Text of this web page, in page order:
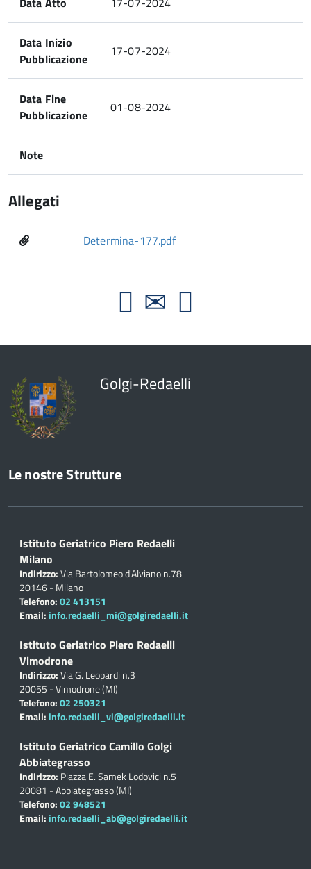
Data Inizio
Pubblicazione
17-07-2024
Data Fine
Pubblicazione
01-08-2024
Note
Allegati
Determina-177.pdf
Golgi-Redaelli
Le nostre Strutture
Istituto Geriatrico Piero Redaelli
Milano
Indirizzo:Via Bartolomeo d'Alviano n.78
20146 - Milano
Telefono:02 413151
Email: info.redaelli_mi@golgiredaelli.it
Istituto Geriatrico Piero Redaelli
Vimodrone
Indirizzo:Via G. Leopardi n.3
20055 - Vimodrone (MI)
Telefono:02 250321
Email: info.redaelli_vi@golgiredaelli.it
Istituto Geriatrico Camillo Golgi
Abbiategrasso
Indirizzo: Piazza E. Samek Lodovici n.5
20081 - Abbiategrasso (MI)
Telefono:02 948521
Email: info.redaelli_ab@golgiredaelli.it